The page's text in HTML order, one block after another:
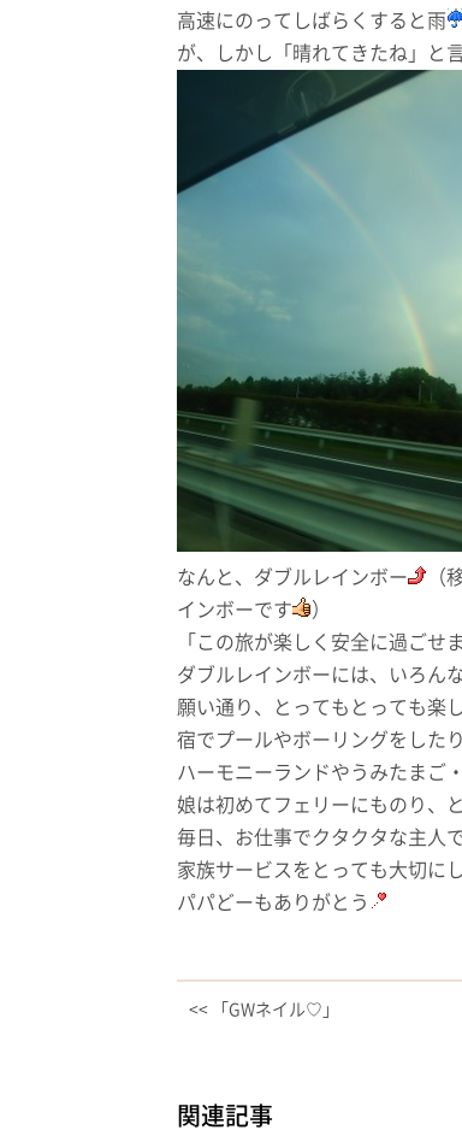
高速にのってしばらくすると雨
が、しかし「晴れてきたね」と
なんと、ダブルレインボー
（
インボーです
）
「この旅が楽しく安全に過ごせ
ダブルレインボーには、いろん
願い通り、とってもとっても楽
宿でプールやボーリングをしたり
ハーモニーランドやうみたまご
娘は初めてフェリーにものり、
毎日、お仕事でクタクタな主人
家族サービスをとっても大切に
パパどーもありがとう
<< 「GWネイル♡」
関連記事